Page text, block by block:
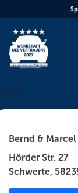
to
content
2027
Bernd &
Hörder Str. 27
Schwerte,